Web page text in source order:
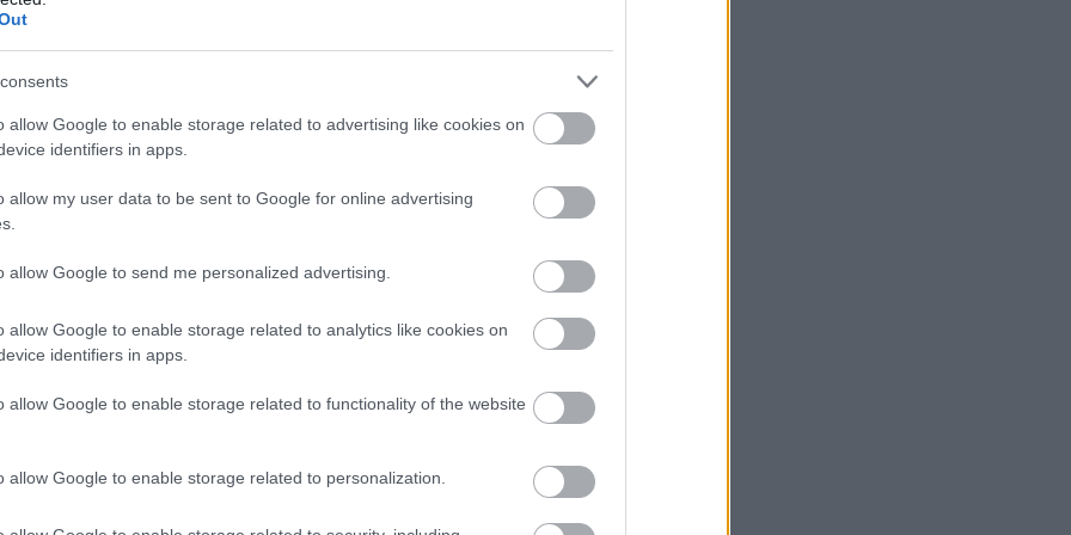
allow Google to enable storage related to advertising like cookies on
identifiers in apps.
allow my user data to be sent to Google for online advertising
allow Google to send me personalized advertising.
allow Google to enable storage related to analytics like cookies on
identifiers in apps.
allow Google to enable storage related to functionality of the website
allow Google to enable storage related to personalization.
της Φιλοσοφικής, ύστερα από κακή προσγείωση σε
από τους πόνους, προκαλώντας σοκ σε όσους ήταν
από το προπονητικό τιμ της ομάδας, στη συνέχεια
σε εξετάσεις οι οποίες επιβεβαίωσαν τους χειρότερους
έρθει φέτος από την ΑΕ Ρέντη, υποχρεώνει τον
πλάνα του και να ψάξει λύσεις από το υπάρχον ρόστερ.